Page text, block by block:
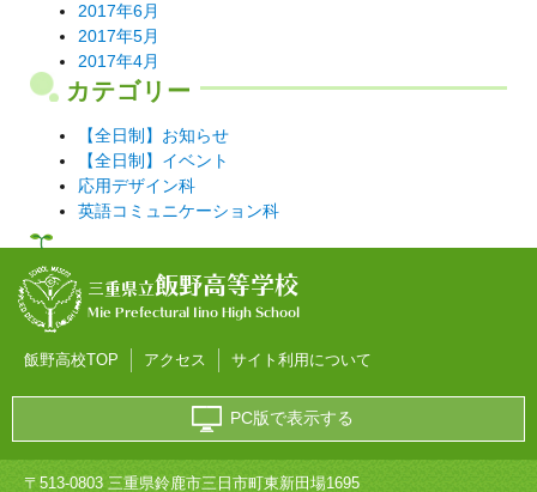
2017年6月
2017年5月
2017年4月
カテゴリー
【全日制】お知らせ
【全日制】イベント
応用デザイン科
英語コミュニケーション科
三重県立飯野高等学校
Mie Prefectural Iino High School
飯野高校TOP アクセス サイト利用について
PC版で表示する
〒513-0803 三重県鈴鹿市三日市町東新田場1695